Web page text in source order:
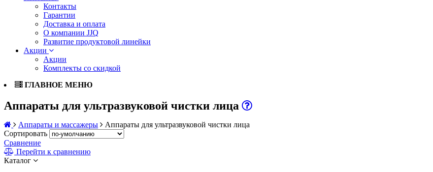
Контакты
Гарантии
Доставка и оплата
О компании JJQ
Развитие продуктовой линейки
Акции
Акции
Комплекты со скидкой
ГЛАВНОЕ МЕНЮ
Аппараты для ультразвуковой чистки лица
Аппараты и массажеры
Аппараты для ультразвуковой чистки лица
Сортировать
Сравнение
Перейти к сравнению
Каталог